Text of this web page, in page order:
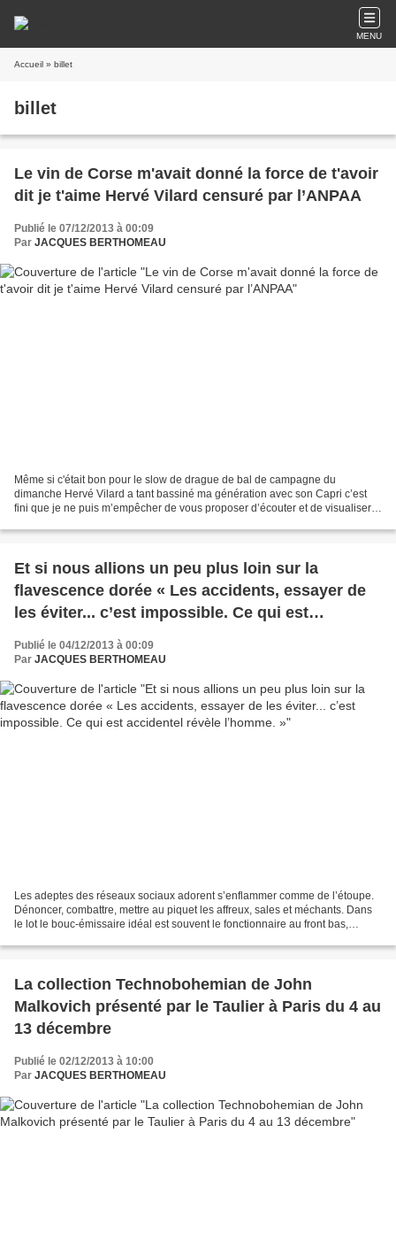
MENU
Accueil » billet
billet
Le vin de Corse m'avait donné la force de t'avoir
dit je t'aime Hervé Vilard censuré par l’ANPAA
Publié le 07/12/2013 à 00:09
Par JACQUES BERTHOMEAU
Même si c'était bon pour le slow de drague de bal de campagne du
dimanche Hervé Vilard a tant bassiné ma génération avec son Capri c’est
fini que je ne puis m’empêcher de vous proposer d’écouter et de visualiser
Et si nous allions un peu plus loin sur la
flavescence dorée « Les accidents, essayer de
les éviter... c’est impossible. Ce qui est
Publié le 04/12/2013 à 00:09
Par JACQUES BERTHOMEAU
Les adeptes des réseaux sociaux adorent s’enflammer comme de l’étoupe.
Dénoncer, combattre, mettre au piquet les affreux, sales et méchants. Dans
le lot le bouc-émissaire idéal est souvent le fonctionnaire au front bas,
La collection Technobohemian de John
Malkovich présenté par le Taulier à Paris du 4 au
13 décembre
Publié le 02/12/2013 à 10:00
Par JACQUES BERTHOMEAU